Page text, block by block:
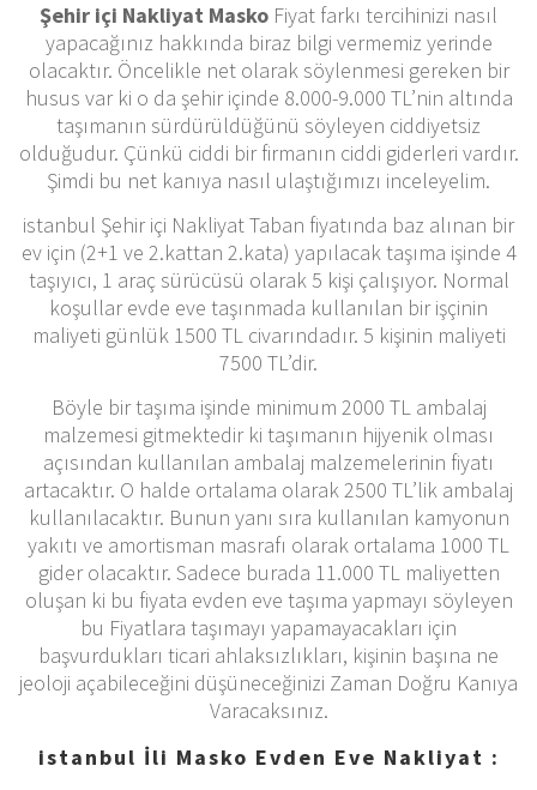
Şehir içi Nakliyat Masko Fiyat farkı tercihinizi nasıl
yapacağınız hakkında biraz bilgi vermemiz yerinde
olacaktır. Öncelikle net olarak söylenmesi gereken bir
husus var ki o da şehir içinde 8.000-9.000 TL’nin altında
taşımanın sürdürüldüğünü söyleyen ciddiyetsiz
olduğudur. Çünkü ciddi bir firmanın ciddi giderleri vardır.
Şimdi bu net kanıya nasıl ulaştığımızı inceleyelim.
istanbul Şehir içi Nakliyat Taban fiyatında baz alınan bir
ev için (2+1 ve 2.kattan 2.kata) yapılacak taşıma işinde 4
taşıyıcı, 1 araç sürücüsü olarak 5 kişi çalışıyor. Normal
koşullar evde eve taşınmada kullanılan bir işçinin
maliyeti günlük 1500 TL civarındadır. 5 kişinin maliyeti
7500 TL’dir.
Böyle bir taşıma işinde minimum 2000 TL ambalaj
malzemesi gitmektedir ki taşımanın hijyenik olması
açısından kullanılan ambalaj malzemelerinin fiyatı
artacaktır. O halde ortalama olarak 2500 TL’lik ambalaj
kullanılacaktır. Bunun yanı sıra kullanılan kamyonun
yakıtı ve amortisman masrafı olarak ortalama 1000 TL
gider olacaktır. Sadece burada 11.000 TL maliyetten
oluşan ki bu fiyata evden eve taşıma yapmayı söyleyen
bu Fiyatlara taşımayı yapamayacakları için
başvurdukları ticari ahlaksızlıkları, kişinin başına ne
jeoloji açabileceğini düşüneceğinizi Zaman Doğru Kanıya
Varacaksınız.
istanbul İli Masko Evden Eve Nakliyat :